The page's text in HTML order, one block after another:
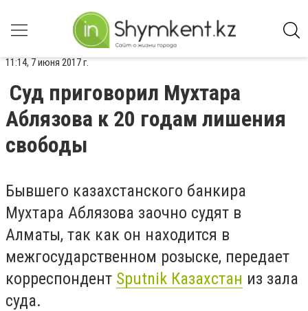
11:14, 7 июня 2017 г.
Суд приговорил Мухтара
Аблязова к 20 годам лишения
свободы
Бывшего казахстанского банкира
Мухтара Аблязова заочно судят в
Алматы, так как он находится в
межгосударственном розыске, передает
корреспондент Sputnik Казахстан из зала
суда.